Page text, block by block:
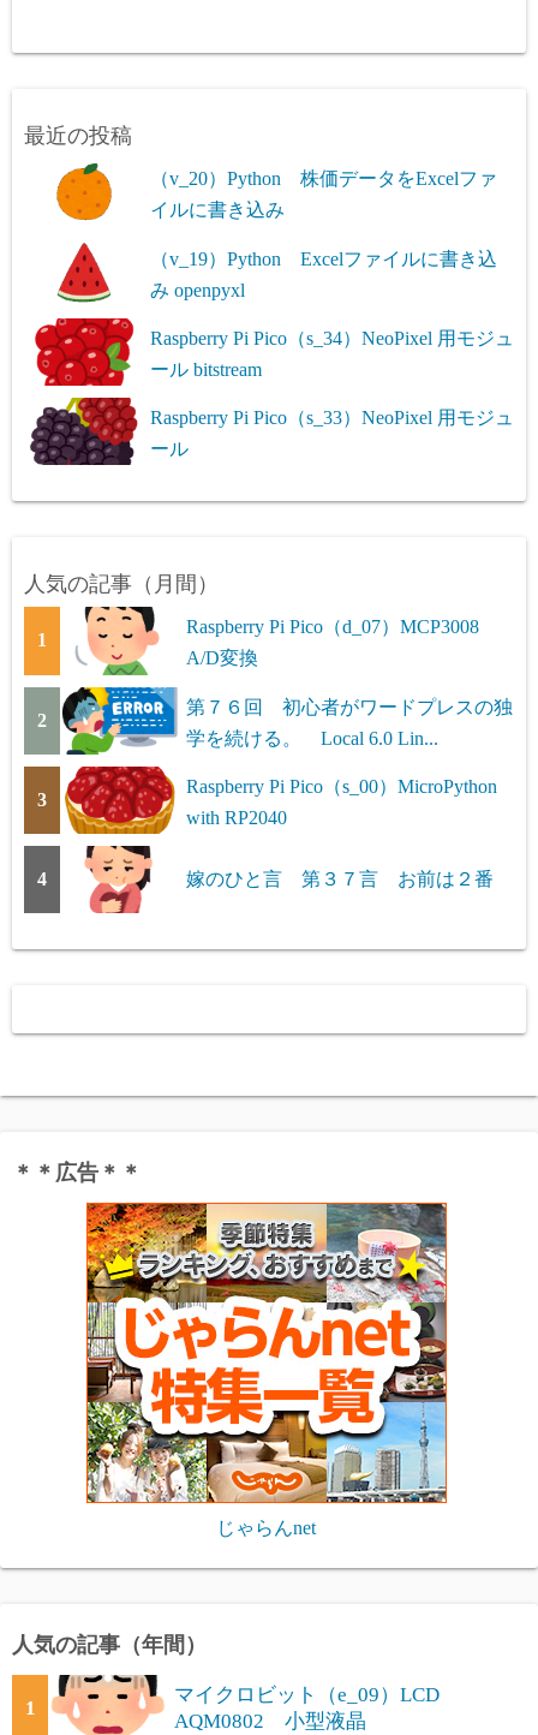
最近の投稿
（v_20）Python 株価データをExcelファ
イルに書き込み
（v_19）Python Excelファイルに書き込
み openpyxl
Raspberry Pi Pico（s_34）NeoPixel 用モジュ
ール bitstream
Raspberry Pi Pico（s_33）NeoPixel 用モジュ
ール
人気の記事（月間）
1
Raspberry Pi Pico（d_07）MCP3008
A/D変換
2
第７６回 初心者がワードプレスの独
学を続ける。 Local 6.0 Lin...
3
Raspberry Pi Pico（s_00）MicroPython
with RP2040
4 嫁のひと言 第３７言 お前は２番
＊＊広告＊＊
じゃらんnet
人気の記事（年間）
1
マイクロビット（e_09）LCD
AQM0802 小型液晶